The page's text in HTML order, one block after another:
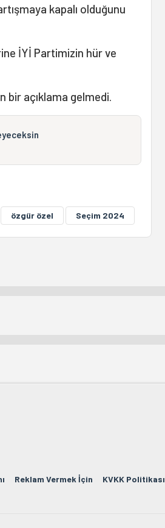
kapalı olduğunu
İYİ Partimizin hür ve
bir açıklama gelmedi.
özgür özel Seçim 2024
Reklam Vermek İçin KVKK Politikası